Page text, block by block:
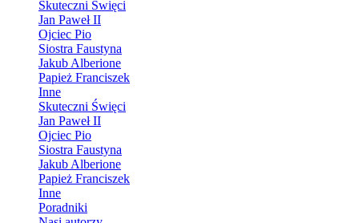
Skuteczni Święci
Jan Paweł II
Ojciec Pio
Siostra Faustyna
Jakub Alberione
Papież Franciszek
Inne
Skuteczni Święci
Jan Paweł II
Ojciec Pio
Siostra Faustyna
Jakub Alberione
Papież Franciszek
Inne
Poradniki